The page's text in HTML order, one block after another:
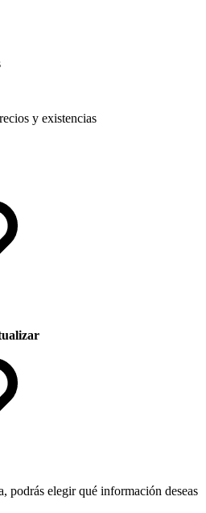
y existencias
podrás elegir qué información deseas